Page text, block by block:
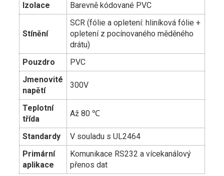
Izolace
Barevně kódované PVC
Stínění
SCR (fólie a opletení: hliníková fólie +
opletení z pocínovaného měděného
drátu)
Pouzdro
PVC
Jmenovité
napětí
300V
Teplotní
třída
Až 80 ℃
Standardy
V souladu s UL2464
Primární
aplikace
Komunikace RS232 a vícekanálový
přenos dat